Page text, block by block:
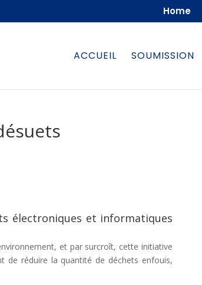
Home
ACCUEIL SOUMISSION
électroniques et informatiques
et par surcroît, cette initiative
de réduire la quantité de déchets enfouis,